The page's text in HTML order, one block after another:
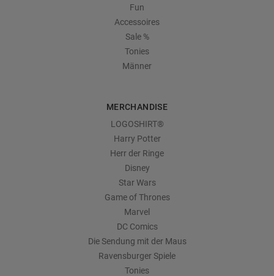
Fun
Accessoires
Sale %
Tonies
Männer
MERCHANDISE
LOGOSHIRT®
Harry Potter
Herr der Ringe
Disney
Star Wars
Game of Thrones
Marvel
DC Comics
Die Sendung mit der Maus
Ravensburger Spiele
Tonies